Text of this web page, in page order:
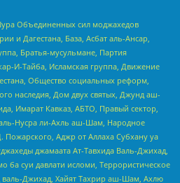
Объединенных сил моджахедов
и Дагестана, База, Асбат аль-Ансар,
Братья-мусульмане, Партия
И-Тайба, Исламская группа, Движение
Общество социальных реформ,
наследия, Дом двух святых, Джунд аш-
Имарат Кавказ, АБТО, Правый сектор,
Нусра ли-Ахль аш-Шам, Народное
Аджр от Аллаха Субхану уа
джамаата Ат-Тавхида Валь-Джихад,
ба суи давлати исломи, Террористическое
валь-Джихад, Хайят Тахрир аш-Шам, Ахлю